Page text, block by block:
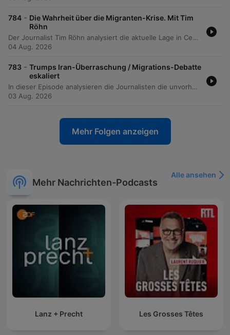
784 - Die Wahrheit über die Migranten-Krise. Mit Tim
Röhn
Der Journalist Tim Röhn analysiert die aktuelle Lage in Ceuta nach dem Massenansturm und beleuchtet die Diskrepanz zwischen offiziellen Regierungsangaben und der Realität vor Ort. Dabei werden die Schwierigkeiten bei der Identifizierung von Minderjährigen sowie die politische Instrumentalisierung der Krise thematisiert. Darüber hinaus wird die Vertrauenskrise der spanischen Regierung unter Pedro Sánchez sowie die Nutzung von Migration als politisches Druckmittel durch Marokko diskutiert. Die Episode beleuchtet zudem die wirtschaftliche Bedeutung der Zuwanderung für den spanischen Arbeitsmarkt und die tiefe gesellschaftliche Spaltung Spaniens durch den Aufstieg rechtspopulistischer Kräfte.
04 Aug. 2026
783 - Trumps Iran-Überraschung / Migrations-Debatte
eskaliert
In dieser Episode analysieren die Journalisten die unvorhersehbare Außenpolitik von Donald Trump, insbesondere im Hinblick auf die geopolitische Instabilität zwischen dem Iran und Israel sowie die Auswirkungen auf die militärische Abschreckung. Zudem wird die Migrationskrise in Ceuta thematisiert, wobei die schnelle Politisierung durch Verschwörungstheorien und die mediale Dynamik im Fokus stehen. Darüber hinaus beleuchtet der Podcast die politische Instabilität bei der deutschen Rentenreform. Es wird untersucht, wie parteiinterne Differenzen und Wahlkampfinteressen in Ostdeutschland den Kurs von CDU und SPD bei der Debatte um die Rente mit 63 gefährden.
03 Aug. 2026
Mehr Folgen anzeigen
Mehr Nachrichten-Podcasts
Alle ansehen
Lanz + Precht Les Grosses Têtes